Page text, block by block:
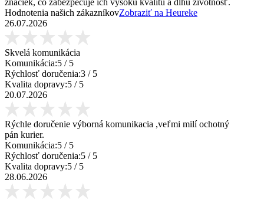
Hodnotenia našich zákazníkovZobraziť na Heureke
26.07.2026
Skvelá komunikácia
Komunikácia:5 / 5
Rýchlosť doručenia:3 / 5
Kvalita dopravy:5 / 5
20.07.2026
Rýchle doručenie výborná komunikacia ,veľmi milí ochotný
pán kurier.
Komunikácia:5 / 5
Rýchlosť doručenia:5 / 5
Kvalita dopravy:5 / 5
28.06.2026